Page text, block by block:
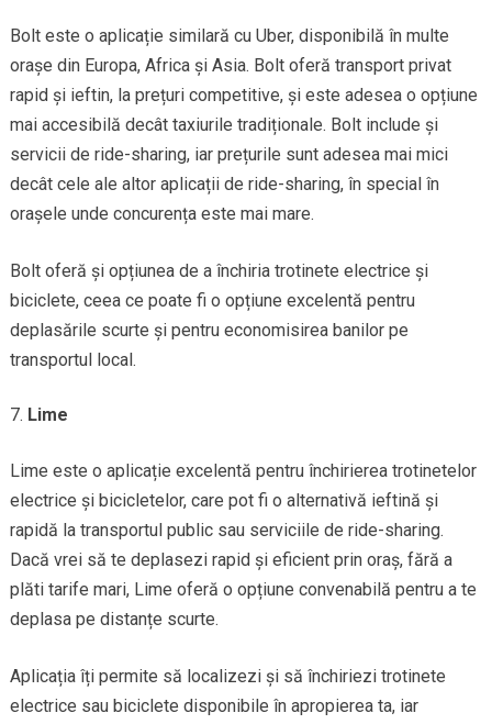
Bolt este o aplicație similară cu Uber, disponibilă în multe
orașe din Europa, Africa și Asia. Bolt oferă transport privat
rapid și ieftin, la prețuri competitive, și este adesea o opțiune
mai accesibilă decât taxiurile tradiționale. Bolt include și
servicii de ride-sharing, iar prețurile sunt adesea mai mici
decât cele ale altor aplicații de ride-sharing, în special în
orașele unde concurența este mai mare.
Bolt oferă și opțiunea de a închiria trotinete electrice și
biciclete, ceea ce poate fi o opțiune excelentă pentru
deplasările scurte și pentru economisirea banilor pe
transportul local.
Lime
Lime este o aplicație excelentă pentru închirierea trotinetelor
electrice și bicicletelor, care pot fi o alternativă ieftină și
rapidă la transportul public sau serviciile de ride-sharing.
Dacă vrei să te deplasezi rapid și eficient prin oraș, fără a
plăti tarife mari, Lime oferă o opțiune convenabilă pentru a te
deplasa pe distanțe scurte.
Aplicația îți permite să localizezi și să închiriezi trotinete
electrice sau biciclete disponibile în apropierea ta, iar